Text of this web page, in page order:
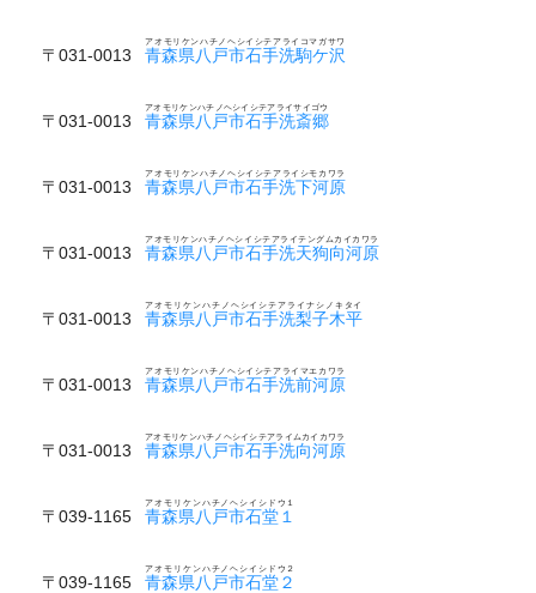
〒031-0013 青森県八戸市石手洗駒ケ沢
アオモリケンハチノヘシイシテアライコマガサワ
〒031-0013 青森県八戸市石手洗斎郷
アオモリケンハチノヘシイシテアライサイゴウ
〒031-0013 青森県八戸市石手洗下河原
アオモリケンハチノヘシイシテアライシモカワラ
〒031-0013 青森県八戸市石手洗天狗向河原
アオモリケンハチノヘシイシテアライテングムカイカワラ
〒031-0013 青森県八戸市石手洗梨子木平
アオモリケンハチノヘシイシテアライナシノキタイ
〒031-0013 青森県八戸市石手洗前河原
アオモリケンハチノヘシイシテアライマエカワラ
〒031-0013 青森県八戸市石手洗向河原
アオモリケンハチノヘシイシテアライムカイカワラ
〒039-1165 青森県八戸市石堂１
アオモリケンハチノヘシイシドウ１
〒039-1165 青森県八戸市石堂２
アオモリケンハチノヘシイシドウ２